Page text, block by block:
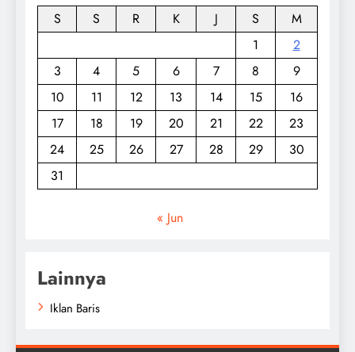
S
S R K J S
M
1
2
3
4 5 6 7 8
9
10
11 12 13 14 15
16
17
18 19 20 21 22
23
24
25 26 27 28 29
30
31
« Jun
Lainnya
Iklan Baris